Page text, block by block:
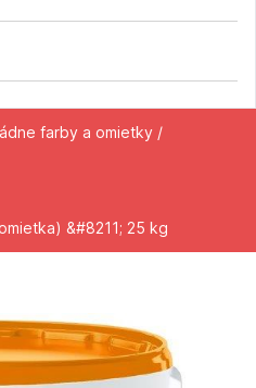
farby a omietky /
&#8211; 25 kg